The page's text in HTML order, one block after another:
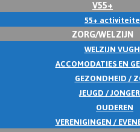
V55+
55+
ZORG/WELZIJN
WELZIJN
ACCOMODATIES EN
GEZONDHEID /
JEUGD /
OUDEREN
VERENIGINGEN /